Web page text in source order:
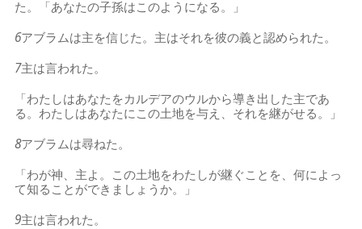
た。「あなたの子孫はこのようになる。」
6アブラムは主を信じた。主はそれを彼の義と認められた。
7主は言われた。
「わたしはあなたをカルデアのウルから導き出した主であ
る。わたしはあなたにこの土地を与え、それを継がせる。」
8アブラムは尋ねた。
「わが神、主よ。この土地をわたしが継ぐことを、何によっ
て知ることができましょうか。」
9主は言われた。